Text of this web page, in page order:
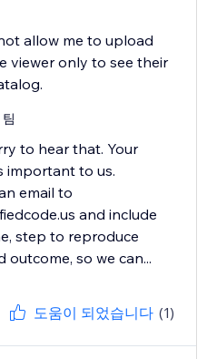
allow me to upload
viewer only to see their
to hear that. Your
important to us.
email to
and include
step to reproduce
outcome, so we can...
도움이 되었습니다 (1)